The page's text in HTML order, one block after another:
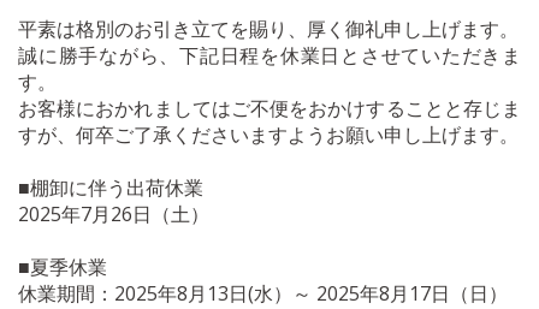
平素は格別のお引き立てを賜り、厚く御礼申し上げます。
誠に勝手ながら、下記日程を休業日とさせていただきま
す。
お客様におかれましてはご不便をおかけすることと存じま
すが、何卒ご了承くださいますようお願い申し上げます。
■棚卸に伴う出荷休業
2025年7月26日（土）
■夏季休業
休業期間：2025年8月13日(水）～ 2025年8月17日（日）